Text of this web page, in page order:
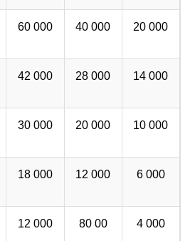
60 000 40 000 20 000
42 000 28 000 14 000
30 000 20 000 10 000
18 000 12 000 6 000
12 000 80 00 4 000